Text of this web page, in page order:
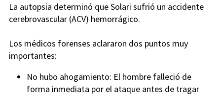
La autopsia determinó que Solari sufrió un accidente
cerebrovascular (ACV) hemorrágico.
Los médicos forenses aclararon dos puntos muy
importantes:
No hubo ahogamiento: El hombre falleció de
forma inmediata por el ataque antes de tragar